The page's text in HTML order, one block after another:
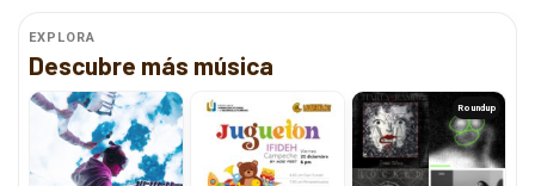
EXPLORA
Descubre más música
Roundup